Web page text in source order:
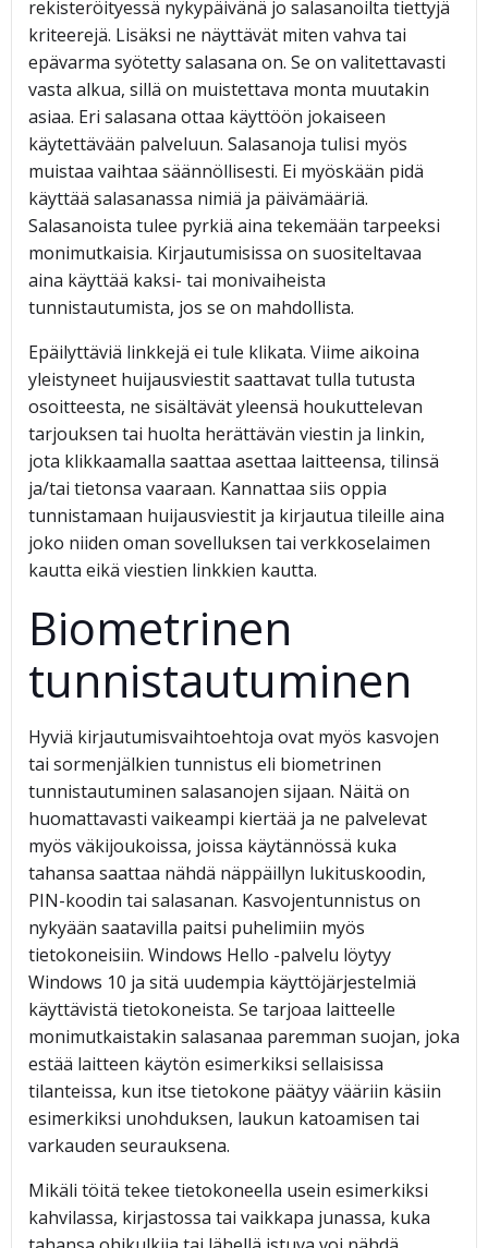
rekisteröityessä nykypäivänä jo salasanoilta tiettyjä
kriteerejä. Lisäksi ne näyttävät miten vahva tai
epävarma syötetty salasana on. Se on valitettavasti
vasta alkua, sillä on muistettava monta muutakin
asiaa. Eri salasana ottaa käyttöön jokaiseen
käytettävään palveluun. Salasanoja tulisi myös
muistaa vaihtaa säännöllisesti. Ei myöskään pidä
käyttää salasanassa nimiä ja päivämääriä.
Salasanoista tulee pyrkiä aina tekemään tarpeeksi
monimutkaisia. Kirjautumisissa on suositeltavaa
aina käyttää kaksi- tai monivaiheista
tunnistautumista, jos se on mahdollista.
Epäilyttäviä linkkejä ei tule klikata. Viime aikoina
yleistyneet huijausviestit saattavat tulla tutusta
osoitteesta, ne sisältävät yleensä houkuttelevan
tarjouksen tai huolta herättävän viestin ja linkin,
jota klikkaamalla saattaa asettaa laitteensa, tilinsä
ja/tai tietonsa vaaraan. Kannattaa siis oppia
tunnistamaan huijausviestit ja kirjautua tileille aina
joko niiden oman sovelluksen tai verkkoselaimen
kautta eikä viestien linkkien kautta.
Biometrinen
tunnistautuminen
Hyviä kirjautumisvaihtoehtoja ovat myös kasvojen
tai sormenjälkien tunnistus eli biometrinen
tunnistautuminen salasanojen sijaan. Näitä on
huomattavasti vaikeampi kiertää ja ne palvelevat
myös väkijoukoissa, joissa käytännössä kuka
tahansa saattaa nähdä näppäillyn lukituskoodin,
PIN-koodin tai salasanan. Kasvojentunnistus on
nykyään saatavilla paitsi puhelimiin myös
tietokoneisiin. Windows Hello -palvelu löytyy
Windows 10 ja sitä uudempia käyttöjärjestelmiä
käyttävistä tietokoneista. Se tarjoaa laitteelle
monimutkaistakin salasanaa paremman suojan, joka
estää laitteen käytön esimerkiksi sellaisissa
tilanteissa, kun itse tietokone päätyy vääriin käsiin
esimerkiksi unohduksen, laukun katoamisen tai
varkauden seurauksena.
Mikäli töitä tekee tietokoneella usein esimerkiksi
kahvilassa, kirjastossa tai vaikkapa junassa, kuka